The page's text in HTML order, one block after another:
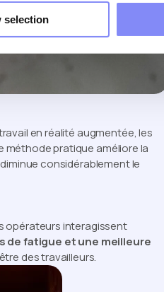
selection
en réalité augmentée, les
méthode pratique améliore la
considérablement le
opérateurs interagissent
de fatigue et une meilleure
des travailleurs.